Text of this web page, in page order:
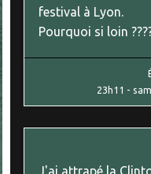
festival à Lyon.
Pourquoi si loin
23h11 -
J'ai attrapé la